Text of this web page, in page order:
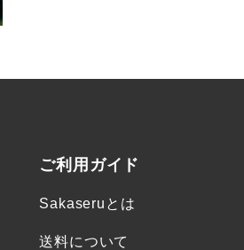
ご利用ガイド
Sakaseruとは
送料について